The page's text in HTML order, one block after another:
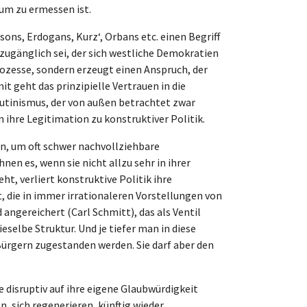
zu ermessen ist.
Erdogans, Kurz‘, Orbans etc. einen Begriff
sei, der sich westliche Demokratien
sondern erzeugt einen Anspruch, der
geht das prinzipielle Vertrauen in die
der von außen betrachtet zwar
ihre Legitimation zu konstruktiver Politik.
um oft schwer nachvollziehbare
es, wenn sie nicht allzu sehr in ihrer
verliert konstruktive Politik ihre
die in immer irrationaleren Vorstellungen von
(Carl Schmitt), das als Ventil
Struktur. Und je tiefer man in diese
zugestanden werden. Sie darf aber den
auf ihre eigene Glaubwürdigkeit